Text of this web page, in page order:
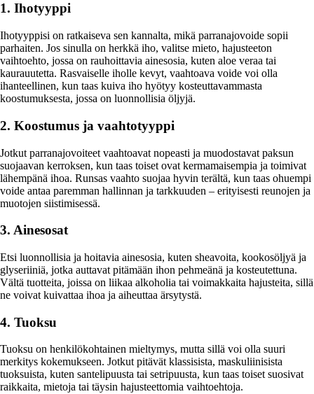
1. Ihotyyppi
Ihotyyppisi on ratkaiseva sen kannalta, mikä parranajovoide sopii
parhaiten. Jos sinulla on herkkä iho, valitse mieto, hajusteeton
vaihtoehto, jossa on rauhoittavia ainesosia, kuten aloe veraa tai
kaurauutetta. Rasvaiselle iholle kevyt, vaahtoava voide voi olla
ihanteellinen, kun taas kuiva iho hyötyy kosteuttavammasta
koostumuksesta, jossa on luonnollisia öljyjä.
2. Koostumus ja vaahtotyyppi
Jotkut parranajovoiteet vaahtoavat nopeasti ja muodostavat paksun
suojaavan kerroksen, kun taas toiset ovat kermamaisempia ja toimivat
lähempänä ihoa. Runsas vaahto suojaa hyvin terältä, kun taas ohuempi
voide antaa paremman hallinnan ja tarkkuuden – erityisesti reunojen ja
muotojen siistimisessä.
3. Ainesosat
Etsi luonnollisia ja hoitavia ainesosia, kuten sheavoita, kookosöljyä ja
glyseriiniä, jotka auttavat pitämään ihon pehmeänä ja kosteutettuna.
Vältä tuotteita, joissa on liikaa alkoholia tai voimakkaita hajusteita, sillä
ne voivat kuivattaa ihoa ja aiheuttaa ärsytystä.
4. Tuoksu
Tuoksu on henkilökohtainen mieltymys, mutta sillä voi olla suuri
merkitys kokemukseen. Jotkut pitävät klassisista, maskuliinisista
tuoksuista, kuten santelipuusta tai setripuusta, kun taas toiset suosivat
raikkaita, mietoja tai täysin hajusteettomia vaihtoehtoja.